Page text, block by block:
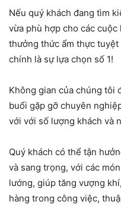
Nếu quý khách đang tìm
vừa phù hợp cho các
thưởng thức ẩm thực
chính là sự lựa chọn số 1!
Không gian của chúng tôi
buổi gặp gỡ chuyên
với với số lượng khách và
Quý khách có thể tận
và sang trọng, với các
lướng, giúp tăng vượng
hàng trong công việc,